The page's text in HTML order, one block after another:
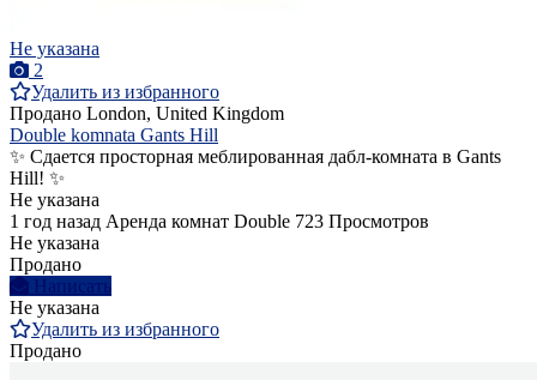
Не указана
2
Удалить из избранного
Продано London, United Kingdom
Double komnata Gants Hill
✨ Сдается просторная меблированная дабл-комната в Gants
Hill! ✨
Не указана
1 год назад Аренда комнат Double 723 Просмотров
Не указана
Продано
Написать
Не указана
Удалить из избранного
Продано